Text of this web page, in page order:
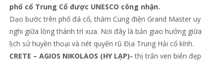
phố cổ Trung Cổ được UNESCO công nhận.
Dạo bước trên phố đá cổ, thăm Cung điện Grand Master uy
nghi giữa lòng thành trì xưa. Nơi đây là bản giao hưởng giữa
lịch sử huyền thoại và nét quyến rũ Địa Trung Hải cổ kính.
CRETE – AGIOS NIKOLAOS (HY LẠP)-thị trấn ven biển đẹp